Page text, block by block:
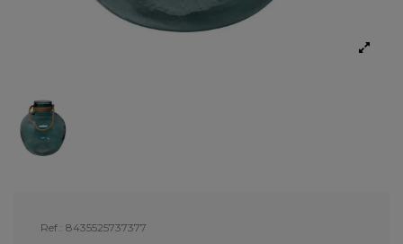
Ref.: 8435525737377